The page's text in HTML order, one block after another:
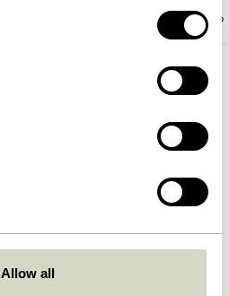
Allow all
Focal Cadre 50×70 Bois de